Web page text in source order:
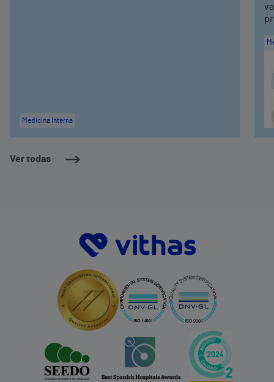
Ver todas
Medicina Interna